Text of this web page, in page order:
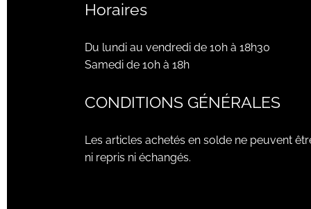
Horaires
Du lundi au vendredi de 10h à 18h30
Samedi de 10h à 18h
CONDITIONS GÉNÉRALES
Les articles achetés en solde ne peuvent
ni repris ni échangés.